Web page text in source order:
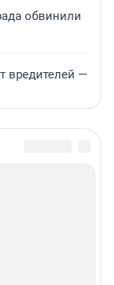
обвинили
вредителей —